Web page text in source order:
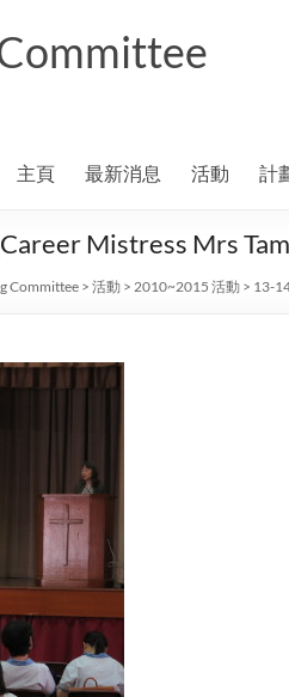
主頁 最新消息 活動 計
Mistress Mrs Tam
Committee> 活動 > 2010~2015 活動 > 13-